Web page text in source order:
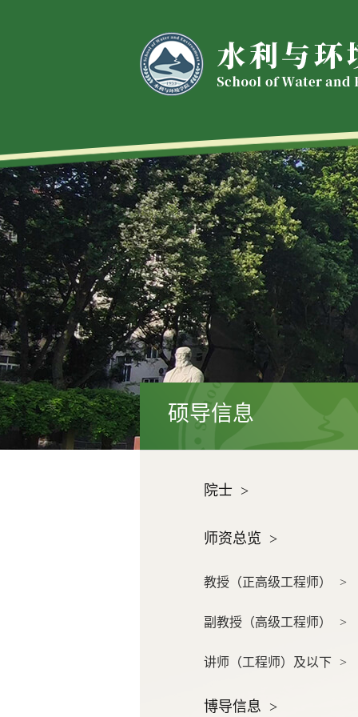
硕导信息
院士 >
师资总览 >
教授（正高级工程师） >
副教授（高级工程师） >
讲师（工程师）及以下 >
博导信息 >